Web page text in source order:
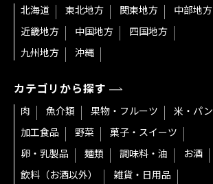
北海道 東北地方 関東地方
中部地方
近畿地方
中国地方
四国地方
九州地方
沖縄
カテゴリから探す
肉 魚介類 果物・フルーツ
米・パン
加工食品
野菜
菓子・スイーツ
卵・乳製品
麺類 調味料・油
お酒
飲料（お酒以外）
雑貨・日用品